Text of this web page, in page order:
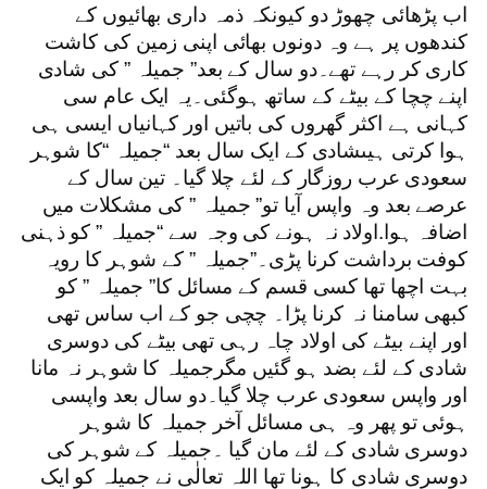
اب پڑھائی چھوڑ دو کیونکہ ذمہ داری بھائیوں کے
کندھوں پر ہے وہ دونوں بھائی اپنی زمین کی کاشت
کاری کر رہے تھے۔دو سال کے بعد” جمیلہ ” کی شادی
اپنے چچا کے بیٹے کے ساتھ ہوگئی۔یہ ایک عام سی
کہانی ہے اکثر گھروں کی باتیں اور کہانیاں ایسی ہی
ہوا کرتی ہیںشادی کے ایک سال بعد “جمیلہ “کا شوہر
سعودی عرب روزگار کے لئے چلا گیا۔ تین سال کے
عرصے بعد وہ واپس آیا تو” جمیلہ ” کی مشکلات میں
اضافہ ہوا.اولاد نہ ہونے کی وجہ سے “جمیلہ ” کو ذہنی
کوفت برداشت کرنا پڑی۔”جمیلہ ” کے شوہر کا رویہ
بہت اچھا تھا کسی قسم کے مسائل کا” جمیلہ ” کو
کبھی سامنا نہ کرنا پڑا۔ چچی جو کے اب ساس تھی
اور اپنے بیٹے کی اولاد چاہ رہی تھی بیٹے کی دوسری
شادی کے لئے بضد ہو گئیں مگرجمیلہ کا شوہر نہ مانا
اور واپس سعودی عرب چلا گیا۔دو سال بعد واپسی
ہوئی تو پھر وہ ہی مسائل آخر جمیلہ کا شوہر
دوسری شادی کے لئے مان گیا ۔جمیلہ کے شوہر کی
دوسری شادی کا ہونا تھا اللہ تعالٰی نے جمیلہ کو ایک